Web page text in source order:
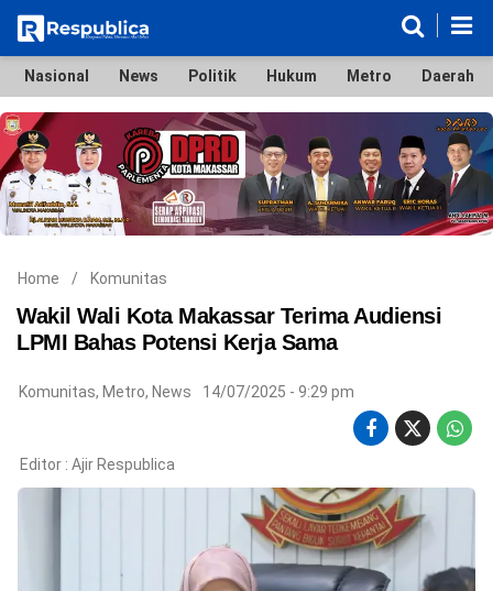
Nasional
News
Politik
Hukum
Metro
Daerah
Ekonomi & Bisnis
Lifestyle
Otomotif
Bola & Sport
Edukasi
Tokoh
Hiburan
©
Copyright
All
Nasional News Politik Hukum Metro Daerah
Home / Komunitas
Wakil Wali Kota Makassar Terima Audiensi
LPMI Bahas Potensi Kerja Sama
Komunitas, Metro, News 14/07/2025 - 9:29 pm
Editor : Ajir Respublica